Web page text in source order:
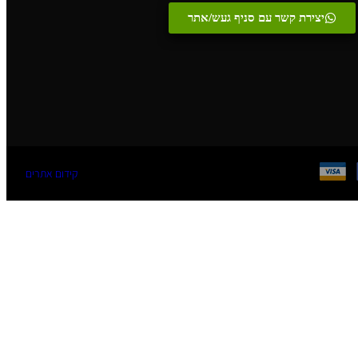
יצירת קשר עם סניף געש/אתר
קידום אתרים